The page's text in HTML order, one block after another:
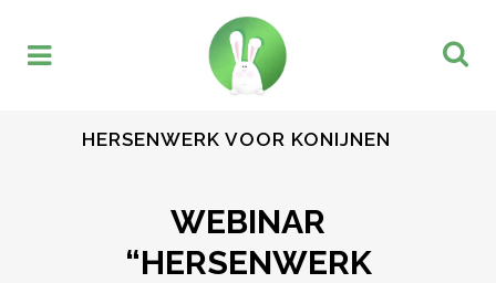
HERSENWERK VOOR KONIJNEN
WEBINAR
“HERSENWERK